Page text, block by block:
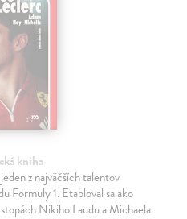
kniha
z najväčších talentov
Formuly 1. Etabloval sa ako
Nikiho Laudu a Michaela